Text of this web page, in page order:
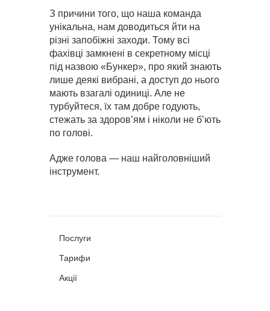
З причини того, що наша команда
унікальна, нам доводиться йти на
різні запобіжні заходи. Тому всі
фахівці замкнені в секретному місці
під назвою «Бункер», про який знають
лише деякі вибрані, а доступ до нього
мають взагалі одиниці. Але не
турбуйтеся, їх там добре годують,
стежать за здоров’ям і ніколи не б’ють
по голові.
Адже голова — наш найголовніший
інструмент.
Послуги
Тарифи
Акції